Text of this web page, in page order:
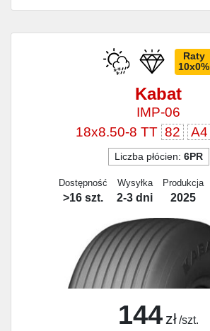
Raty
10x0%
Kabat
IMP-06
18x8.50-8 TT 82 A4
Liczba płócien: 6PR
Dostępność
>16 szt.
Wysyłka
2-3 dni
Produkcja
2025
144 zł /szt.